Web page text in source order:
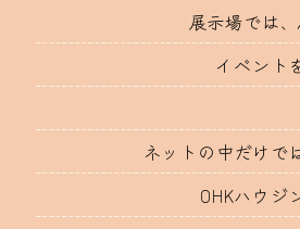
展示場では
イベント
ネットの中だけで
OHKハウ